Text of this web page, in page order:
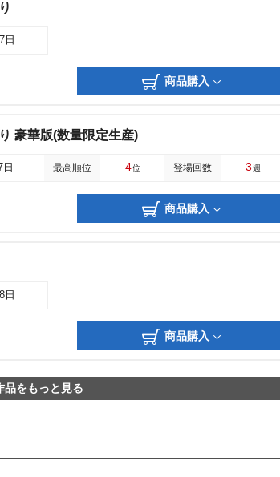
日
商品購入
豪華版(数量限定生産)
最高順位 4位 登場回数 3週
商品購入
日
商品購入
品をもっと見る